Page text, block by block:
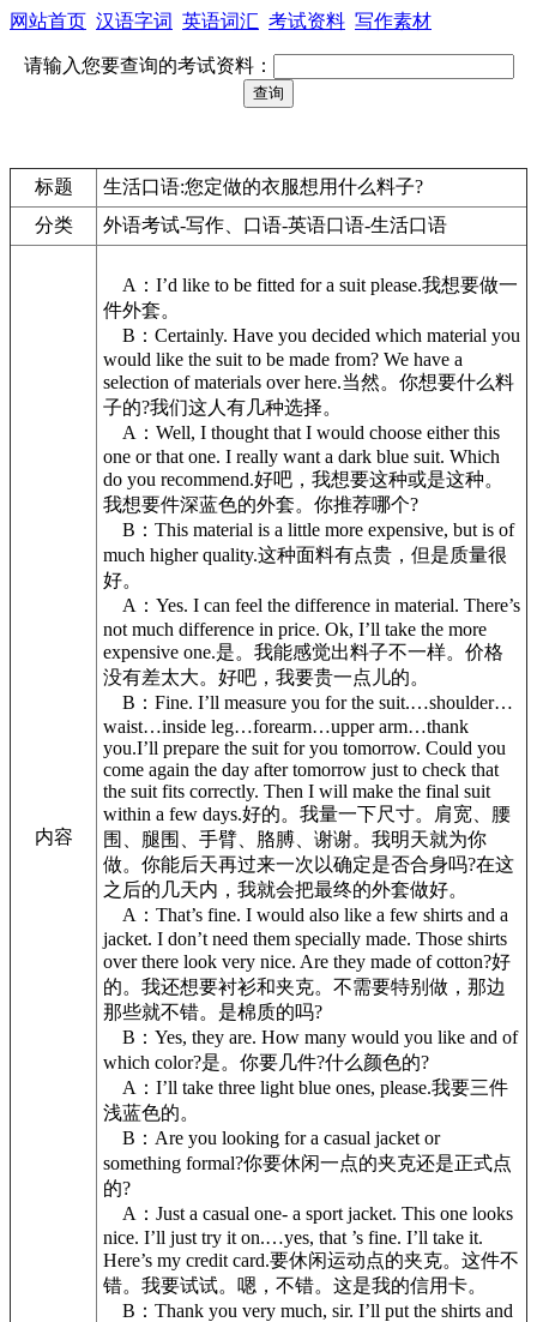
网站首页 汉语字词 英语词汇 考试资料 写作素材
请输入您要查询的考试资料：
标题
生活口语:您定做的衣服想用什么料子?
分类
外语考试-写作、口语-英语口语-生活口语
内容
A：I’d like to be fitted for a suit please.我想要做一
件外套。
B：Certainly. Have you decided which material you
would like the suit to be made from? We have a
selection of materials over here.当然。你想要什么料
子的?我们这人有几种选择。
A：Well, I thought that I would choose either this
one or that one. I really want a dark blue suit. Which
do you recommend.好吧，我想要这种或是这种。
我想要件深蓝色的外套。你推荐哪个?
B：This material is a little more expensive, but is of
much higher quality.这种面料有点贵，但是质量很
好。
A：Yes. I can feel the difference in material. There’s
not much difference in price. Ok, I’ll take the more
expensive one.是。我能感觉出料子不一样。价格
没有差太大。好吧，我要贵一点儿的。
B：Fine. I’ll measure you for the suit.…shoulder…
waist…inside leg…forearm…upper arm…thank
you.I’ll prepare the suit for you tomorrow. Could you
come again the day after tomorrow just to check that
the suit fits correctly. Then I will make the final suit
within a few days.好的。我量一下尺寸。肩宽、腰
围、腿围、手臂、胳膊、谢谢。我明天就为你
做。你能后天再过来一次以确定是否合身吗?在这
之后的几天内，我就会把最终的外套做好。
A：That’s fine. I would also like a few shirts and a
jacket. I don’t need them specially made. Those shirts
over there look very nice. Are they made of cotton?好
的。我还想要衬衫和夹克。不需要特别做，那边
那些就不错。是棉质的吗?
B：Yes, they are. How many would you like and of
which color?是。你要几件?什么颜色的?
A：I’ll take three light blue ones, please.我要三件
浅蓝色的。
B：Are you looking for a casual jacket or
something formal?你要休闲一点的夹克还是正式点
的?
A：Just a casual one- a sport jacket. This one looks
nice. I’ll just try it on.…yes, that ’s fine. I’ll take it.
Here’s my credit card.要休闲运动点的夹克。这件不
错。我要试试。嗯，不错。这是我的信用卡。
B：Thank you very much, sir. I’ll put the shirts and